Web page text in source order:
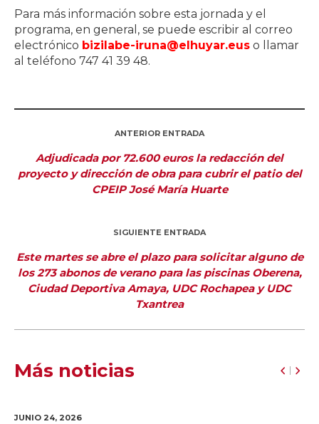
Para más información sobre esta jornada y el
programa, en general, se puede escribir al correo
electrónico bizilabe-iruna@elhuyar.eus o llamar
al teléfono 747 41 39 48.
ANTERIOR ENTRADA
Adjudicada por 72.600 euros la redacción del
proyecto y dirección de obra para cubrir el patio del
CPEIP José María Huarte
SIGUIENTE ENTRADA
Este martes se abre el plazo para solicitar alguno de
los 273 abonos de verano para las piscinas Oberena,
Ciudad Deportiva Amaya, UDC Rochapea y UDC
Txantrea
Más noticias
JUNIO 24, 2026